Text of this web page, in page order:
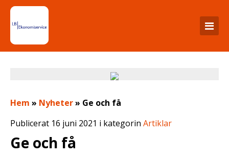
Hem » Nyheter» Ge och få
Publicerat 16 juni 2021 i kategorin Artiklar
Ge och få